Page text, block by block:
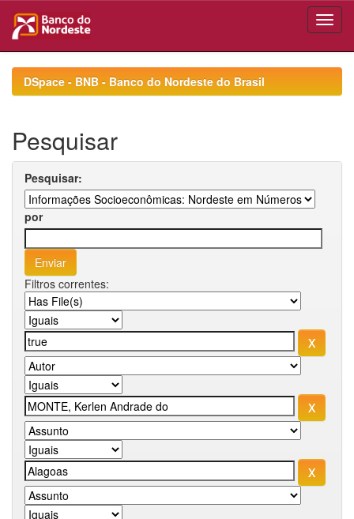
navigationDSpace - BNB - Banco do Nordeste do Brasil
Pesquisar
Pesquisar:
por
Filtros correntes: